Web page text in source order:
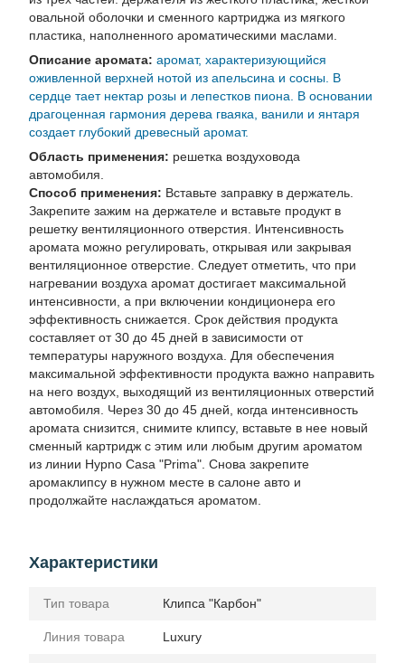
овальной оболочки и сменного картриджа из мягкого
пластика, наполненного ароматическими маслами.
Описание аромата: аромат, характеризующийся
оживленной верхней нотой из апельсина и сосны. В
сердце тает нектар розы и лепестков пиона. В основании
драгоценная гармония дерева гваяка, ванили и янтаря
создает глубокий древесный аромат.
Область применения: решетка воздуховода
автомобиля.
Способ применения: Вставьте заправку в держатель.
Закрепите зажим на держателе и вставьте продукт в
решетку вентиляционного отверстия. Интенсивность
аромата можно регулировать, открывая или закрывая
вентиляционное отверстие. Следует отметить, что при
нагревании воздуха аромат достигает максимальной
интенсивности, а при включении кондиционера его
эффективность снижается. Срок действия продукта
составляет от 30 до 45 дней в зависимости от
температуры наружного воздуха. Для обеспечения
максимальной эффективности продукта важно направить
на него воздух, выходящий из вентиляционных отверстий
автомобиля. Через 30 до 45 дней, когда интенсивность
аромата снизится, снимите клипсу, вставьте в нее новый
сменный картридж с этим или любым другим ароматом
из линии Hypno Casa "Prima". Снова закрепите
аромаклипсу в нужном месте в салоне авто и
продолжайте наслаждаться ароматом.
Характеристики
Тип товара Клипса "Карбон"
Линия товара Luxury